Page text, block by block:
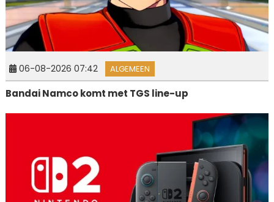
06-08-2026 07:42 ALGEMEEN
Bandai Namco komt met TGS line-up